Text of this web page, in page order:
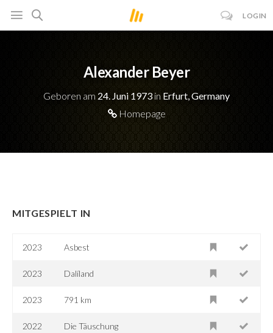
LOGIN
Alexander Beyer
Geboren am 24. Juni 1973in Erfurt, Germany
Homepage
MITGESPIELT IN
2023 Asbest
2023 Dalíland
2023 791 km
2022 Die Täuschung